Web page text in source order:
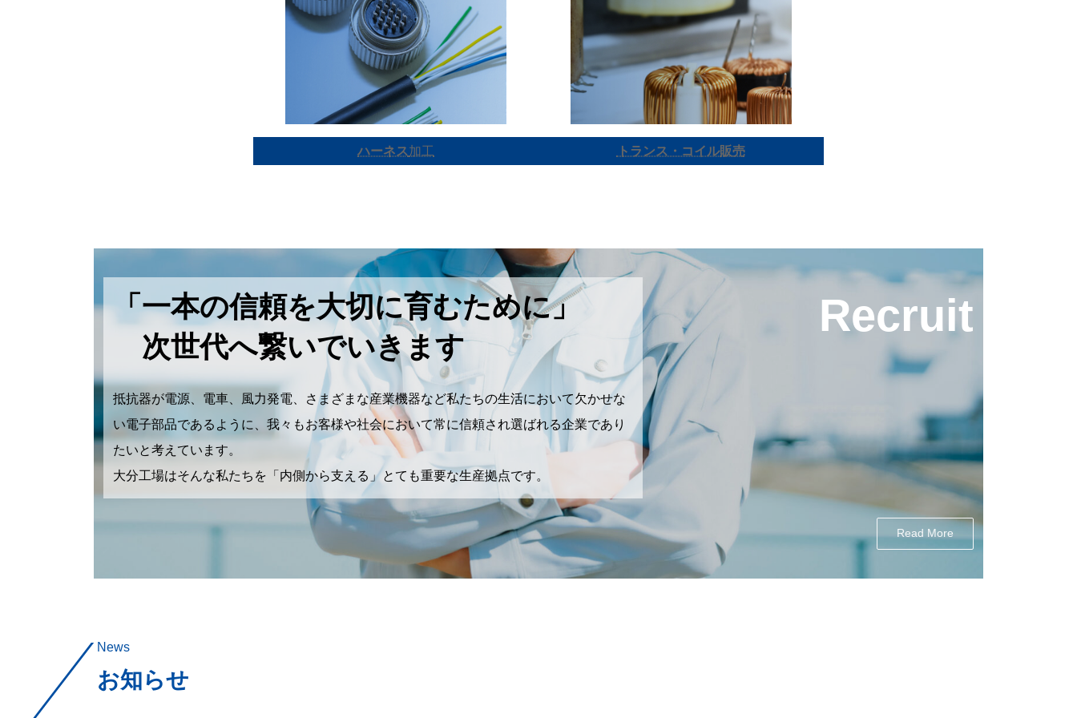
ハーネス加工 トランス・コイル販売
Recruit
「一本の信頼を大切に育むために」
次世代へ繋いでいきます
抵抗器が電源、電車、風力発電、さまざまな産業機器など私たちの生活において欠かせな
い電子部品であるように、我々もお客様や社会において常に信頼され選ばれる企業であり
たいと考えています。
大分工場はそんな私たちを「内側から支える」とても重要な生産拠点です。
Read More
News
お知らせ